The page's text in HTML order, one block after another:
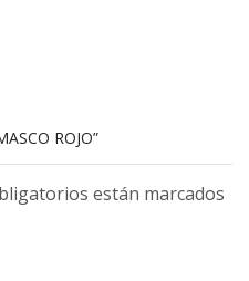
ROJO”
están marcados